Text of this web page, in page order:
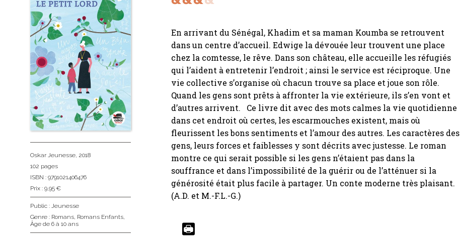
En arrivant du Sénégal, Khadim et sa maman Koumba se retrouvent
dans un centre d’accueil. Edwige la dévouée leur trouvent une place
chez la comtesse, le rêve. Dans son château, elle accueille les réfugiés
qui l’aident à entretenir l’endroit ; ainsi le service est réciproque. Une
vie collective s’organise où chacun trouve sa place et joue son rôle.
Quand les gens sont prêts à affronter la vie extérieure, ils s’en vont et
d’autres arrivent. Ce livre dit avec des mots calmes la vie quotidienne
dans cet endroit où certes, les escarmouches existent, mais où
fleurissent les bons sentiments et l’amour des autres. Les caractères des
gens, leurs forces et faiblesses y sont décrits avec justesse. Le roman
montre ce qui serait possible si les gens n’étaient pas dans la
souffrance et dans l’impossibilité de la guérir ou de l’atténuer si la
générosité était plus facile à partager. Un conte moderne très plaisant.
(A.D. et M.-F.L.-G.)
Oskar Jeunesse, 2018
102 pages
ISBN : 9791021406476
Prix : 9,95 €
Public : Jeunesse
Genre : Romans, Romans Enfants,
Âge de 6 à 10 ans